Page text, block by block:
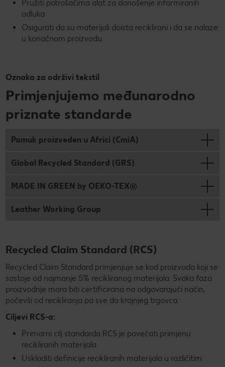
Pružiti potrošačima alat za donošenje informiranih
odluka
Osigurati da su materijali doista reciklirani i da se nalaze
u konačnom proizvodu
Oznaka za održivi tekstil
Primjenjujemo međunarodno
priznate standarde
Pamuk proizveden u Africi (CmiA)
Global Recycled Standard (GRS)
MADE IN GREEN by OEKO-TEX®
Leather Working Group
Recycled Claim Standard (RCS)
Recycled Claim Standard primjenjuje se kod proizvoda koji se
sastoje od najmanje 5% recikliranog materijala. Svaka faza
proizvodnje mora biti certificirana na odgovarajući način,
počevši od recikliranja pa sve do krajnjeg trgovca.
Ciljevi RCS-a:
Primarni cilj standarda RCS je povećati primjenu
recikliranih materijala
Uskladiti definicije recikliranih materijala u različitim